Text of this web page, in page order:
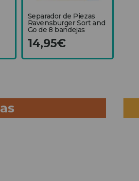
Separador de Piezas
Ravensburger Sort and
Go de 8 bandejas
14,95€